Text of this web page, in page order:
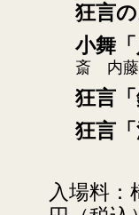
狂言
小舞
斎 内
狂言「
狂言「
入場料